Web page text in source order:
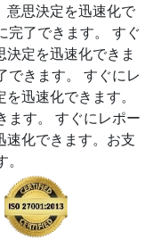
意思決定を迅速化で
了できます。
すぐ
定を迅速化できま
きます。
すぐにレ
迅速化できます。
す。
すぐにレポー
速化できます。お支